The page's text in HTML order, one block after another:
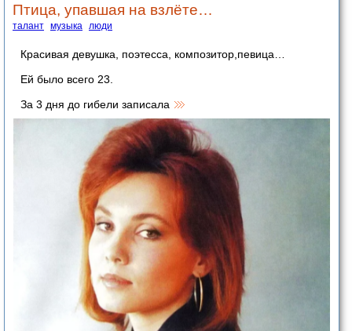
Птица, упавшая на взлёте…
талант музыка люди
Красивая девушка, поэтесса, композитор,певица…
Ей было всего 23.
За 3 дня до гибели записала